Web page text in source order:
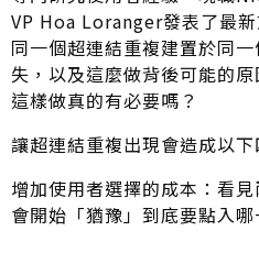
VP Hoa Loranger發表了最
同一個超連結重複建置於同
失，以及這麼做背後可能的
這樣做真的有必要嗎？
讓超連結重複出現會造成以下
增加使用者選擇的成本：看
會開始「猶豫」到底要點入哪